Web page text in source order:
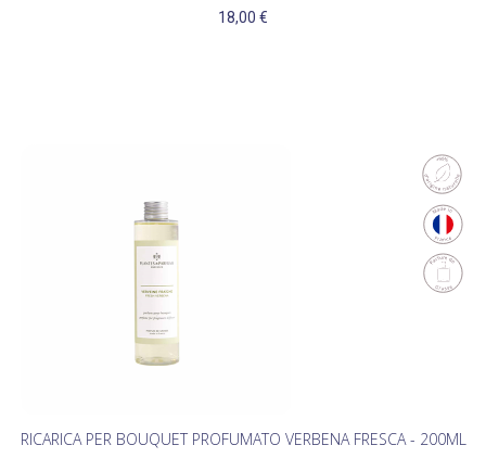
18,00 €
RICARICA PER BOUQUET PROFUMATO VERBENA FRESCA - 200ML